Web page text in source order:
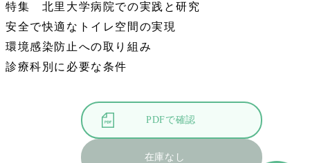
特集 北里大学病院での実践と研究
安全で快適なトイレ空間の実現
環境感染防止への取り組み
診療科別に必要な条件
PDFで確認
在庫なし